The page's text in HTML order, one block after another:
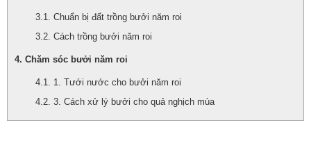
Chuẩn bị đất trồng bưởi năm roi
Cách trồng bưởi năm roi
Chăm sóc bưởi năm roi
1. Tưới nước cho bưởi năm roi
3. Cách xử lý bưởi cho quả nghịch mùa